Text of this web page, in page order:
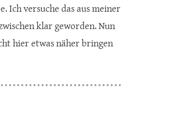
Ich versuche das aus meiner
klar geworden. Nun
hier etwas näher bringen